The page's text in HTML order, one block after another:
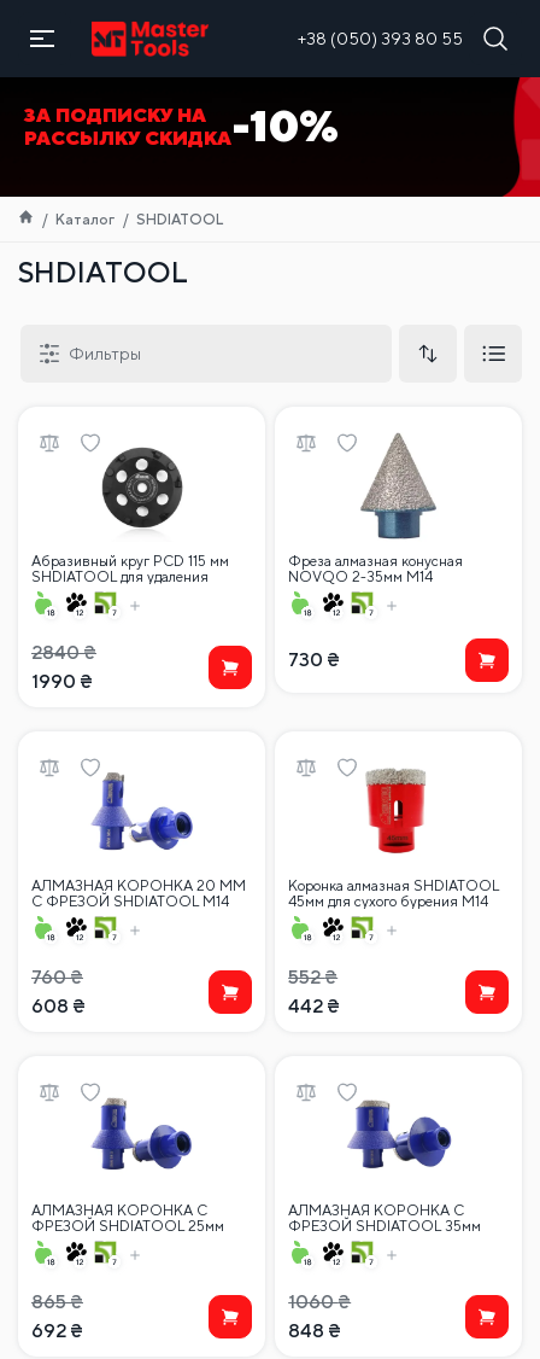
+38 (050) 393 80 55
RU
ЗА ПОДПИСКУ НА
РАССЫЛКУ СКИДКА-10%
Каталог SHDIATOOL
SHDIATOOL
Фильтры
Абразивный круг PCD 115 мм
SHDIATOOL для удаления
эпоксидного клея, мастики,
краски…
2840₴
1990 ₴
Фреза алмазная конусная
NOVQO 2-35мм М14
730 ₴
АЛМАЗНАЯ КОРОНКА 20 ММ
С ФРЕЗОЙ SHDIATOOL M14
(угловая шлифовальная машина)
760₴
608 ₴
Коронка алмазная SHDIATOOL
45мм для сухого бурения M14
(углошлифовальных машин)
552₴
442 ₴
АЛМАЗНАЯ КОРОНКА С
ФРЕЗОЙ SHDIATOOL 25мм
M14 (угловая шлифовальная
машина)
865₴
692 ₴
АЛМАЗНАЯ КОРОНКА С
ФРЕЗОЙ SHDIATOOL 35мм
M14 (угловая шлифовальная
машина)
1060₴
848 ₴